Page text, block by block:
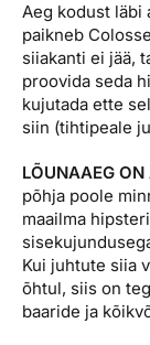
Aeg kodust läbi
paikneb
siiakanti ei jää,
proovida seda
kujutada ette
siin (tihtipeale
LÕUNAAEG
põhja poole
maailma
Kui juhtute siia
õhtul, siis on
baaride ja